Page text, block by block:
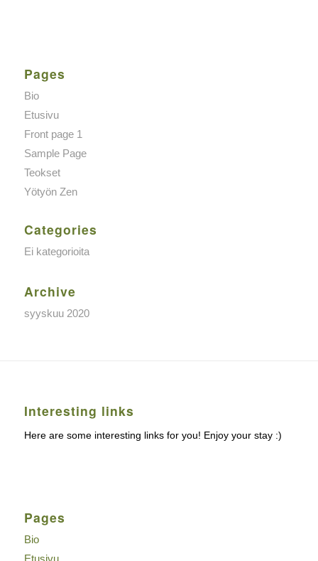
Pages
Bio
Etusivu
Front page 1
Sample Page
Teokset
Yötyön Zen
Categories
Ei kategorioita
Archive
syyskuu 2020
Interesting links
Here are some interesting links for you! Enjoy your stay :)
Pages
Bio